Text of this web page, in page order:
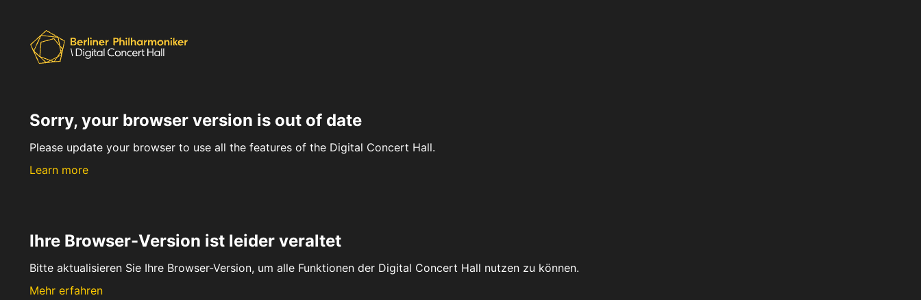
Sorry, your browser version is out of date
Please update your browser to use all the features of the Digital Concert Hall.
Learn more
Ihre Browser-Version ist leider veraltet
Bitte aktualisieren Sie Ihre Browser-Version, um alle Funktionen der Digital Concert Hall nutzen zu können.
Mehr erfahren